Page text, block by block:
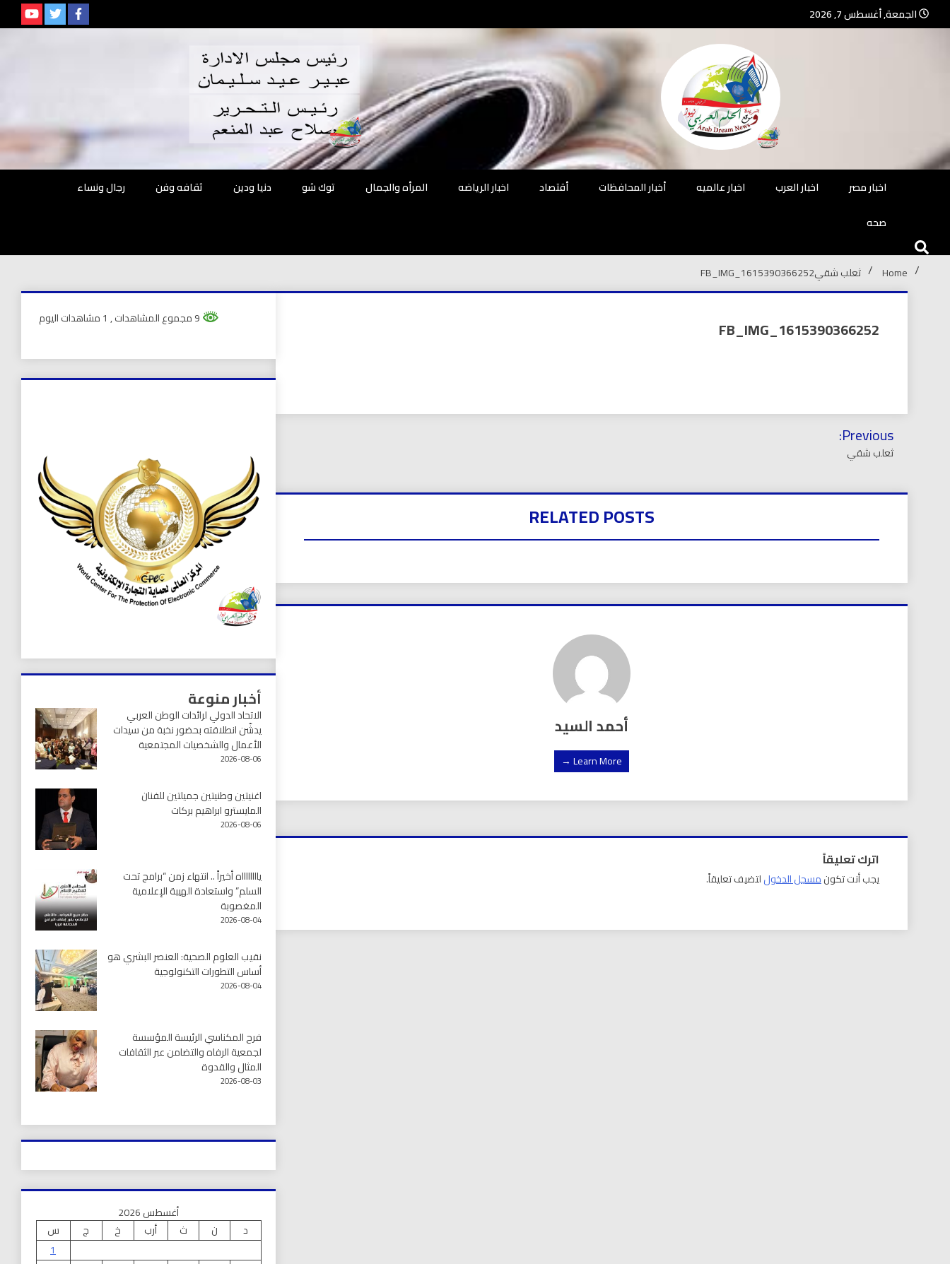
الجمعة, أغسطس 7, 2026
جريدة الحلم
العربي نيوز
جريدة مستقلة – صحافة تضيئ لك الواقع
اخبار مصر
اخبار العرب اخبار عالميه أخبار المحافظات أقتصاد اخبار الرياضه المرأه والجمال توك شو دنيا ودين ثقافه وفن
رجال ونساء
صحه
Home ثعلب شقيFB_IMG_1615390366252
FB_IMG_1615390366252
تصفّح
المقالات
Previous:
ثعلب شقي
RELATED POSTS
أحمد السيد
Learn More →
اترك تعليقاً
يجب أنت تكونمسجل الدخوللتضيف تعليقاً.
, 1 مشاهدات اليوم
أخبار منوعة
الاتحاد الدولي لرائدات الوطن العربي
يدشّن انطلاقته بحضور نخبة من سيدات
الأعمال والشخصيات المجتمعية
2026-08-06
اغنيتين وطنيتين جميلتين للفنان
المايسترو ابراهيم بركات
2026-08-06
يااااااااه أخيراً .. انتهاء زمن “برامج تحت
السلم” واستعادة الهيبة الإعلامية
المغصوبة
2026-08-04
نقيب العلوم الصحية: العنصر البشري هو
أساس التطورات التكنولوجية
2026-08-04
فرح المكناسي الرئيسة المؤسسة
لجمعية الرفاه والتضامن عبر الثقافات
المثال والقدوة
2026-08-03
أغسطس 2026
د
ن ث أرب خ ج
س
1